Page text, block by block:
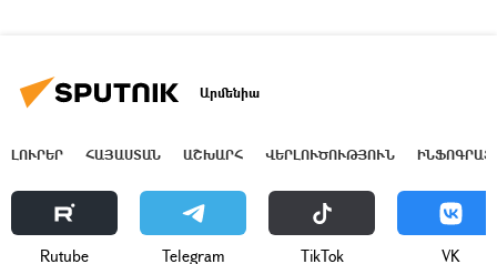
Արմենիա
ԼՈՒՐԵՐ ՀԱՅԱՍՏԱՆ ԱՇԽԱՐՀ ՎԵՐԼՈՒԾՈՒԹՅՈՒՆ
Rutube Telegram ТikТоk VK